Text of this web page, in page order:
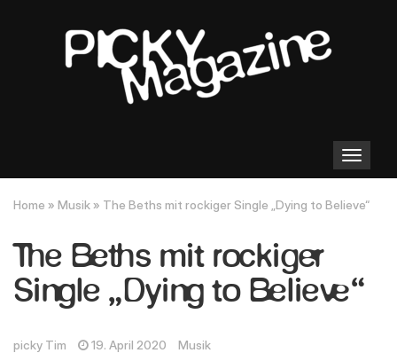
Toggle
navigation
Home » Musik» The Beths mit rockiger Single „Dying to Believe“
The Beths mit rockiger
Single „Dying to Believe“
picky Tim 19. April 2020 Musik